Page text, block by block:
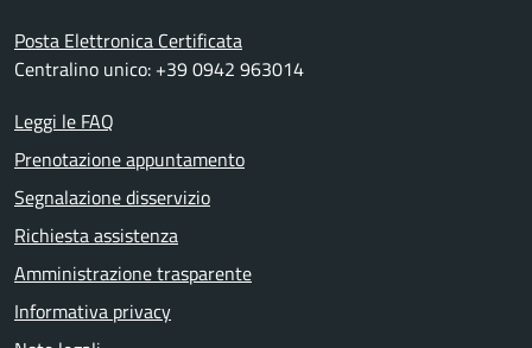
Posta Elettronica Certificata
Centralino unico: +39 0942 963014
Leggi le FAQ
Prenotazione appuntamento
Segnalazione disservizio
Richiesta assistenza
Amministrazione trasparente
Informativa privacy